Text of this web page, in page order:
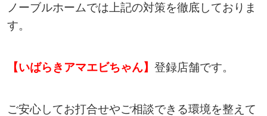
ノーブルホームでは上記の対策を徹底しておりま
す。
【いばらきアマエビちゃん】 登録店舗です。
ご安心してお打合せやご相談できる環境を整えて